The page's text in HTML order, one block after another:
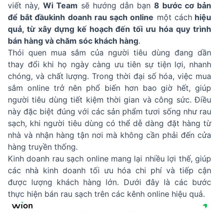
viết này, Wi Team sẽ hướng dẫn bạn 8 bước cơ bản
để bắt đầukinh doanh rau sạch online một cáchhiệu
quả, từ xây dựng kế hoạch đến tối ưu hóa quy trình
bán hàng và chăm sóc khách hàng.
Thói quen mua sắm của người tiêu dùng đang dần
thay đổi khi họ ngày càng ưu tiên sự tiện lợi, nhanh
chóng, và chất lượng. Trong thời đại số hóa, việc mua
sắm online trở nên phổ biến hơn bao giờ hết, giúp
người tiêu dùng tiết kiệm thời gian và công sức. Điều
này đặc biệt đúng với các sản phẩm tươi sống như rau
sạch, khi người tiêu dùng có thể dễ dàng đặt hàng từ
nhà và nhận hàng tận nơi mà không cần phải đến cửa
hàng truyền thống.
Kinh doanh rau sạch online mang lại nhiều lợi thế, giúp
các nhà kinh doanh tối ưu hóa chi phí và tiếp cận
được lượng khách hàng lớn. Dưới đây là các bước
thực hiện bán rau sạch trên các kênh online hiệu quả.